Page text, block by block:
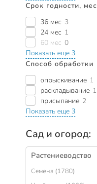
Срок годности, мес
36 мес 3
24 мес 1
60 мес 0
Показать еще 3
Способ обработки
опрыскивание 1
раскладывание 1
присыпание 2
Показать еще 3
Сад и огород:
Растениеводство
Семена (1780)